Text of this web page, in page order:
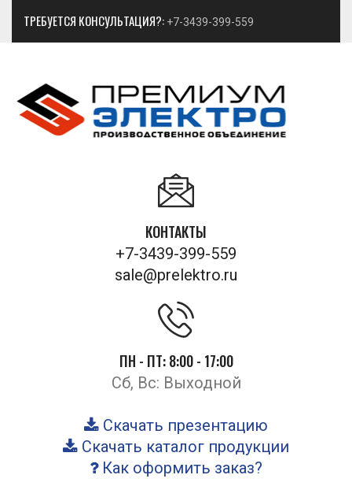
ТРЕБУЕТСЯ КОНСУЛЬТАЦИЯ?: +7-3439-399-559
КОНТАКТЫ
+7-3439-399-559
sale@prelektro.ru
ПН - ПТ: 8:00 - 17:00
Сб, Вс: Выходной
Скачать презентацию
Скачать каталог продукции
Как оформить заказ?